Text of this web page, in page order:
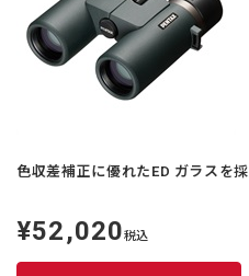
色収差補正に優れたED ガラスを
定
価
¥52,020税込